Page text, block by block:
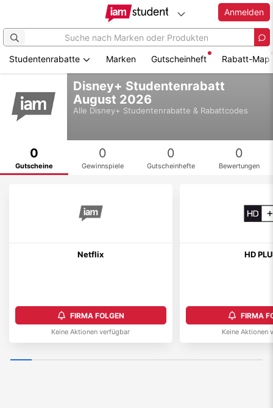
Hauptinhalt
springen
Anmelden
Studentenrabatte Marken Gutscheinheft Rabatt-Map
Disney+ Studentenrabatt
August 2026
Alle Disney+ Studentenrabatte & Rabattcodes
0
Gutscheine
0
Gewinnspiele
0
Gutscheinhefte
0
Bewertungen
Netflix
FIRMA FOLGEN
Keine Aktionen verfügbar
HD
FIRMA
Keine Aktionen